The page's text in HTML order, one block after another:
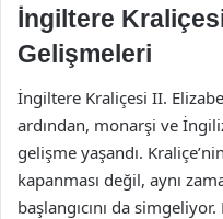
İngiltere
Gelişmeleri
İngiltere Kraliçesi II.
ardından, monarşi ve
gelişme yaşandı.
kapanması değil, aynı
başlangıcını da